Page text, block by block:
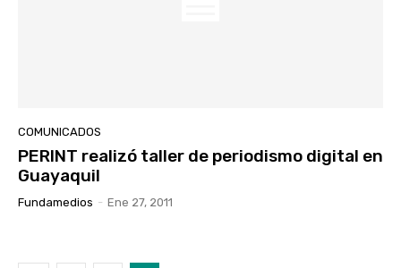
COMUNICADOS
PERINT realizó taller de periodismo digital en
Guayaquil
Fundamedios - Ene 27, 2011